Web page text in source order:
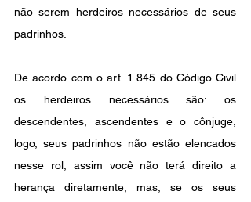
não serem herdeiros necessários de seus
padrinhos.
De acordo com o art. 1.845 do Código Civil
os herdeiros necessários são: os
descendentes, ascendentes e o cônjuge,
logo, seus padrinhos não estão elencados
nesse rol, assim você não terá direito a
herança diretamente, mas, se os seus